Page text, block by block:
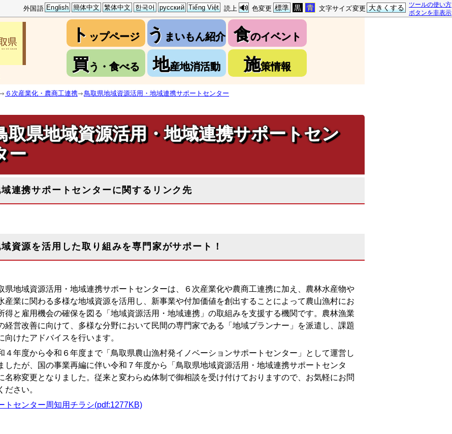
ツールの使い方
ボタンを非表示
文字サイズ変更 大きくする
色変更 標準 黒 青
読上
外国語 English 簡体中文 繁体中文 한국어 русский Tiếng Việt
ト ップページ う まいもん紹介 食のイベント
買う・食べる 地産地消活動 施策情報
６次産業化・農商工連携 鳥取県地域資源活用・地域連携サポートセンター
取県地域資源活用・地域連携サポートセン
ー
連携サポートセンターに関するリンク先
資源を活用した取り組みを専門家がサポート！
地域資源活用・地域連携サポートセンターは、６次産業化や農商工連携に加え、農林水産物や
産業に関わる多様な地域資源を活用し、新事業や付加価値を創出することによって農山漁村にお
得と雇用機会の確保を図る「地域資源活用・地域連携」の取組みを支援する機関です。農林漁業
経営改善に向けて、多様な分野において民間の専門家である「地域プランナー」を派遣し、課題
向けたアドバイスを行います。
４年度から令和６年度まで「鳥取県農山漁村発イノベーションサポートセンター」として運営し
したが、国の事業再編に伴い令和７年度から「鳥取県地域資源活用・地域連携サポートセンタ
名称変更となりました。従来と変わらぬ体制で御相談を受け付けておりますので、お気軽にお問
ださい。
トセンター周知用チラシ(pdf:1277KB)